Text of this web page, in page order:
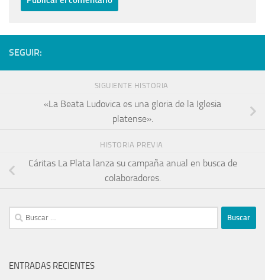
SEGUIR:
SIGUIENTE HISTORIA
«La Beata Ludovica es una gloria de la Iglesia
platense».
HISTORIA PREVIA
Cáritas La Plata lanza su campaña anual en busca de
colaboradores.
ENTRADAS RECIENTES